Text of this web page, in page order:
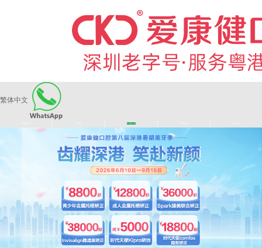
繁体中文
长者医疗券